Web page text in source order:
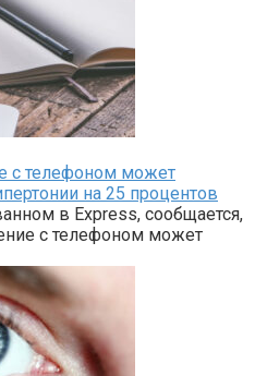
с телефоном может
на 25 процентов
в Express, сообщается,
с телефоном может